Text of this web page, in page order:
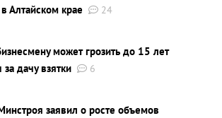
Алтайском крае
24
может грозить до 15 лет
дачу взятки
6
заявил о росте объемов